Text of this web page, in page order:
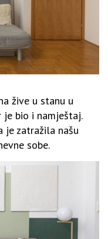
žive u stanu u
bio i namještaj.
je zatražila našu
sobe.